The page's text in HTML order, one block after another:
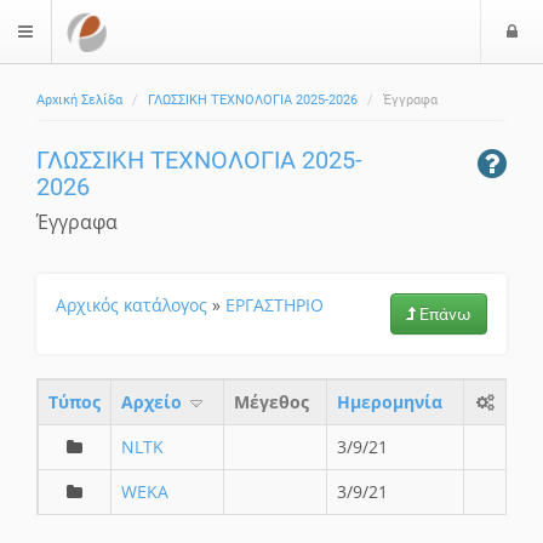
$langMenu
Αρχική Σελίδα ΓΛΩΣΣΙΚΗ ΤΕΧΝΟΛΟΓΙΑ 2025-2026 Έγγραφα
ΓΛΩΣΣΙΚΗ ΤΕΧΝΟΛΟΓΙΑ 2025-
2026
Έγγραφα
Επάνω
Αρχικός κατάλογος » ΕΡΓΑΣΤΗΡΙΟ
Τύπος Aρχείο Μέγεθος
Ημερομηνία
NLTK
3/9/21
WEKA
3/9/21